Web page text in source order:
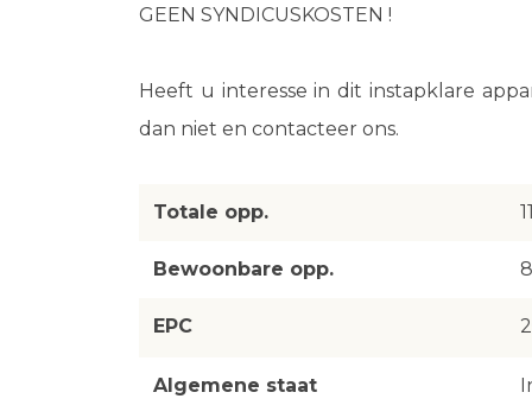
GEEN SYNDICUSKOSTEN !
Heeft u interesse in dit instapklare
dan niet en contacteer ons.
Totale opp.
Bewoonbare opp.
EPC
Algemene staat